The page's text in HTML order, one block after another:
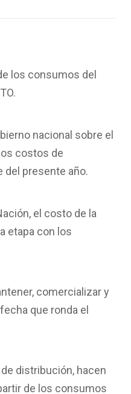
los consumos del
nacional sobre el
costos de
presente año.
el costo de la
etapa con los
comercializar y
que ronda el
distribución, hacen
de los consumos